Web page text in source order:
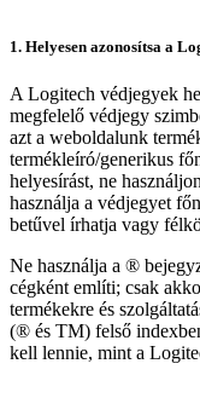
1. Helyesen azonosítsa a
A Logitech védjegyek
megfelelő védjegy
azt a weboldalunk
termékleíró/generikus
helyesírást, ne
használja a védjegyet
betűvel írhatja vagy
Ne használja a ®
cégként említi; csak
termékekre és
(® és TM) felső
kell lennie, mint a